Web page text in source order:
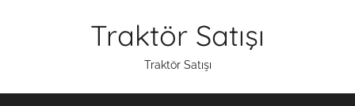
Traktör Satışı
Traktör Satışı